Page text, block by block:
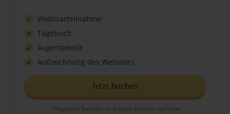
Webinarteilnahme
Tagebuch
Augentabelle
Aufzeichnung des Webinars
Jetzt buchen
*Mögliche Rabatte sind beim Buchen wählbar